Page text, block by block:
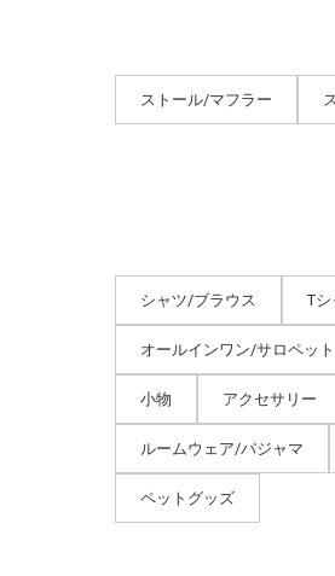
ストール/マフラー
シャツ/ブラウス T
オールインワン/サロペット
小物 アクセサリー
ルームウェア/パジャマ
ペットグッズ